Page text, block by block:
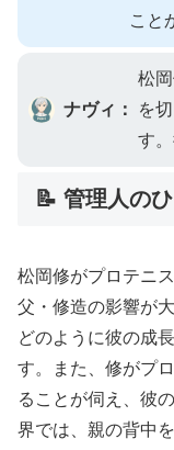
こと
ナヴィ：
松
を
す
📝 管理人の
松岡修がプロテニ
父・修造の影響が
どのように彼の成
す。また、修がプ
ることが伺え、彼
界では、親の背中